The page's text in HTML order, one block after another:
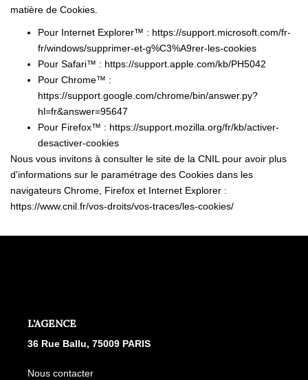
matière de Cookies.
Pour Internet Explorer™ : https://support.microsoft.com/fr-
fr/windows/supprimer-et-g%C3%A9rer-les-cookies
Pour Safari™ : https://support.apple.com/kb/PH5042
Pour Chrome™ :
https://support.google.com/chrome/bin/answer.py?
hl=fr&answer=95647
Pour Firefox™ : https://support.mozilla.org/fr/kb/activer-
desactiver-cookies
Nous vous invitons à consulter le site de la CNIL pour avoir plus
d'informations sur le paramétrage des Cookies dans les
navigateurs Chrome, Firefox et Internet Explorer :
https://www.cnil.fr/vos-droits/vos-traces/les-cookies/
L'AGENCE
36 Rue Ballu, 75009 PARIS
Nous contacter